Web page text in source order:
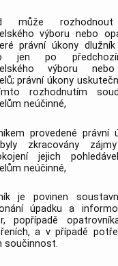
může
výboru nebo
právní úkony
jen po
výboru
právní úkony
rozhodnutím
neúčinné,
provedené právní
zkracovány
jejich
neúčinné,
je povinen
úpadku a
popřípadě
a v případě
součinnost.